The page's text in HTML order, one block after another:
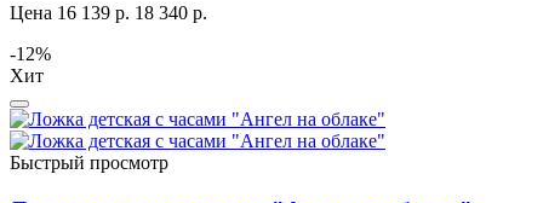
Цена 16 139 р. 18 340 р.
-12%
Хит
Быстрый просмотр